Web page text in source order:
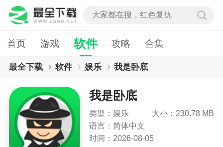
首页 游戏 软件 攻略 合集
最全下载 软件 娱乐 我是卧底
我是卧底
类型：娱乐
大小：230.78 MB
语言：简体中文
时间：2026-08-05